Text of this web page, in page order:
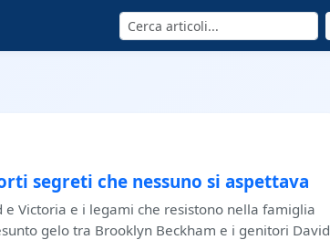
Cerca
segreti che nessuno si aspettava
e Victoria e i legami che resistono nella famiglia
gelo tra Brooklyn Beckham e i genitori David